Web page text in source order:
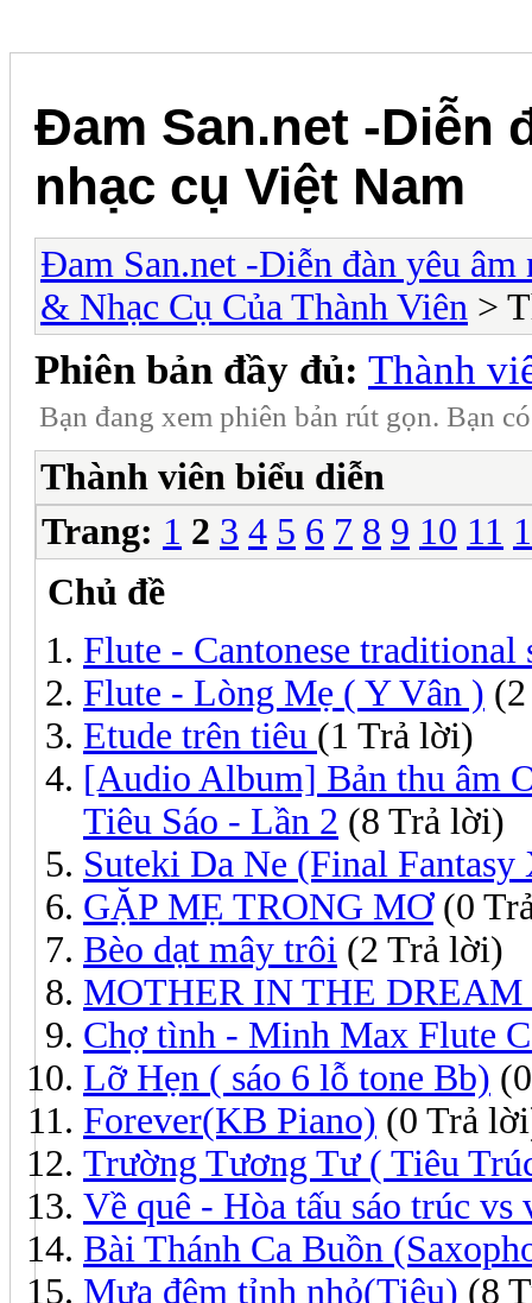
Đam San.net -Diễn
nhạc cụ Việt Nam
Đam San.net -Diễn đàn yêu âm
& Nhạc Cụ Của Thành Viên >
Phiên bản đầy đủ: Thành
Bạn đang xem phiên bản rút gọn. Bạn
Thành viên biểu diễn
Trang: 1 2 3 4 5 6 7 8 9 10 11
Chủ đề
Flute - Cantonese traditional
Flute - Lòng Mẹ ( Y Vân )
Etude trên tiêu (1 Trả lời)
[Audio Album] Bản thu âm
Tiêu Sáo - Lần 2 (8 Trả lời)
Suteki Da Ne (Final
GẶP MẸ TRONG MƠ(0
Bèo dạt mây trôi (2 Trả lời)
MOTHER IN THE DREAM
Chợ tình - Minh Max Flute
Lỡ Hẹn ( sáo 6 lỗ tone Bb)
Forever(KB Piano) (0 Trả
Trường Tương Tư ( Tiêu
Về quê - Hòa tấu sáo trúc
Bài Thánh Ca Buồn
Mưa đêm tỉnh nhỏ(Tiêu) (8